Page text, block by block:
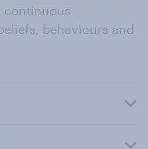
continuous
behaviours and